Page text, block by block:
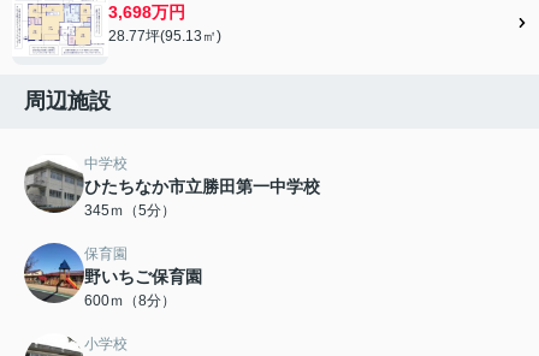
3,698万円
28.77坪(95.13㎡)
周辺施設
中学校
ひたちなか市立勝田第一中学校
345ｍ（5分）
保育園
野いちご保育園
600ｍ（8分）
小学校